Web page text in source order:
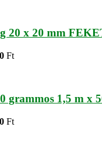
20 x 20 mm
Ft
grammos 1,5 m x
Ft